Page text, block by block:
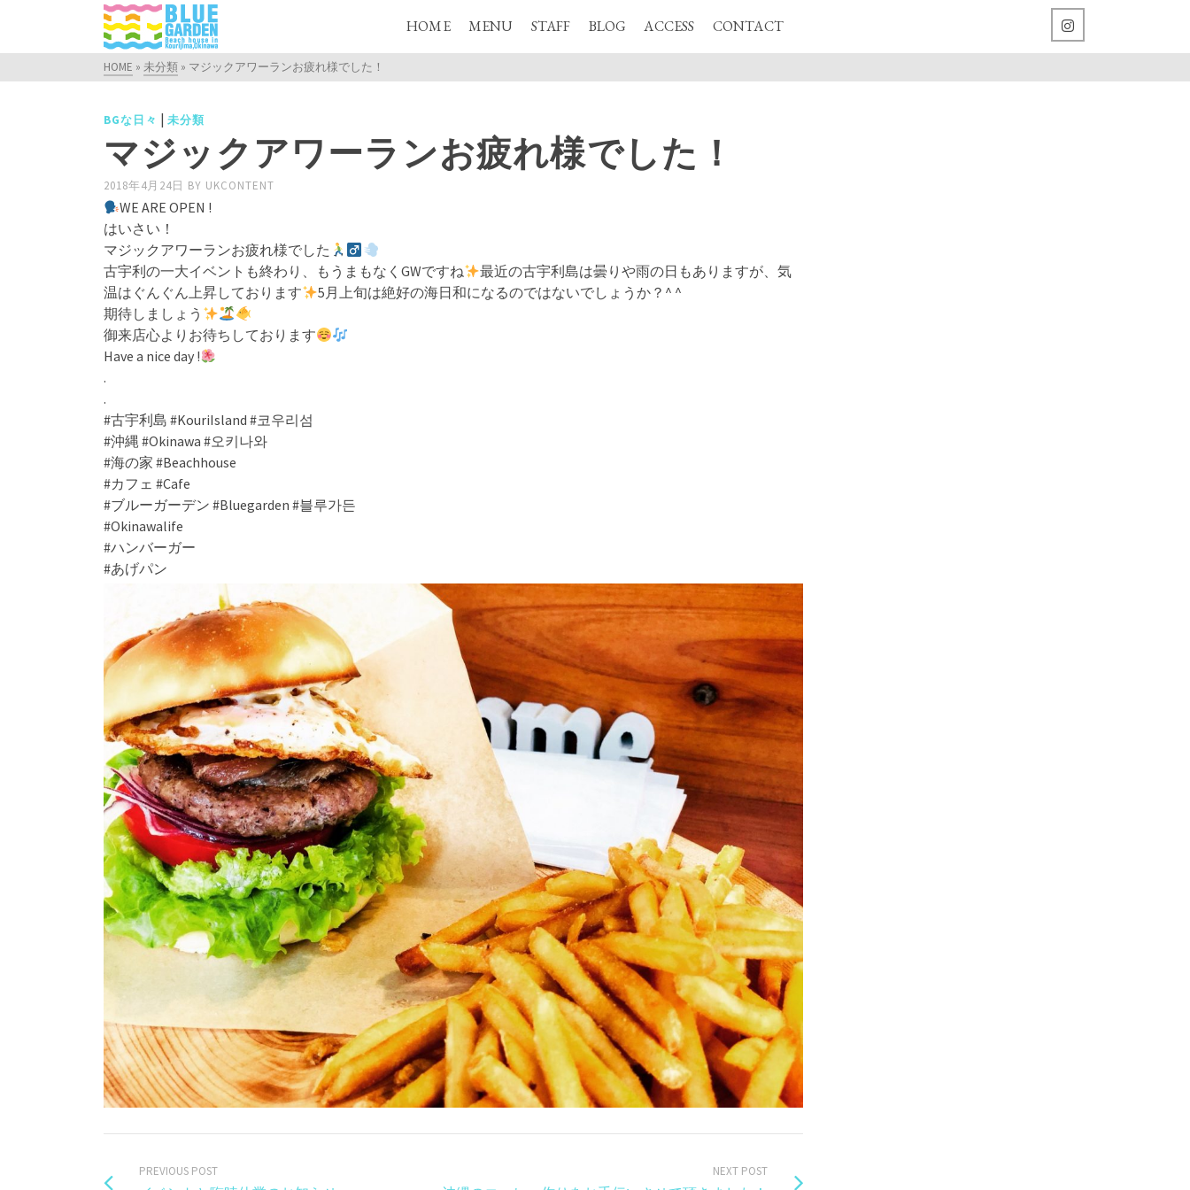
HOME MENU STAFF BLOG ACCESS CONTACT
HOME » 未分類 » マジックアワーランお疲れ様でした！
BGな日々 | 未分類
マジックアワーランお疲れ様でした！
2018年4月24日 BY UKCONTENT
WE ARE OPEN !
はいさい！
マジックアワーランお疲れ様でした
古宇利の一大イベントも終わり、もうまもなくGWですね
最近の古宇利島は曇りや雨の日もありますが、気
温はぐんぐん上昇しております
5月上旬は絶好の海日和になるのではないでしょうか？^ ^
期待しましょう
御来店心よりお待ちしております
Have a nice day !
.
.
#古宇利島 #KouriIsland #코우리섬
#沖縄 #Okinawa #오키나와
#海の家 #Beachhouse
#カフェ #Cafe
#ブルーガーデン #Bluegarden #블루가든
#Okinawalife
#ハンバーガー
#あげパン
PREVIOUS POST NEXT POST